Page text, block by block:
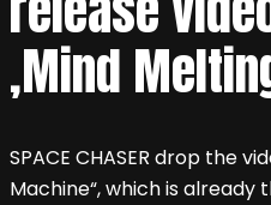
‚Mind
SPACE CHASER drop the
Machine“, which is